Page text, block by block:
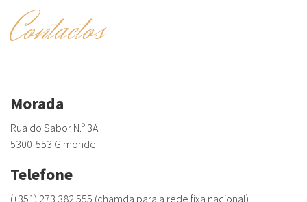
Contactos
Morada
Rua do Sabor N.º 3A
5300-553 Gimonde
Telefone
(+351) 273 382 555 (chamda para a rede fixa nacional)